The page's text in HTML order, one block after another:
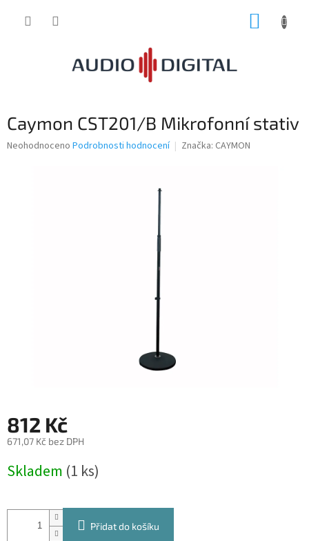
Caymon CST201/B Mikrofonní stativ
Průměrné
Neohodnoceno Podrobnosti hodnocení Značka: CAYMON
812 Kč
671,07 Kč bez DPH
cena:
Skladem (1 ks)
Přidat do košíku